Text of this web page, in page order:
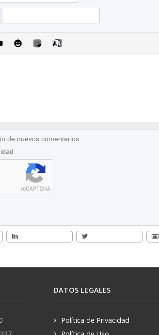
de nuevos comentarios
DATOS LEGALES
Política de Privacidad